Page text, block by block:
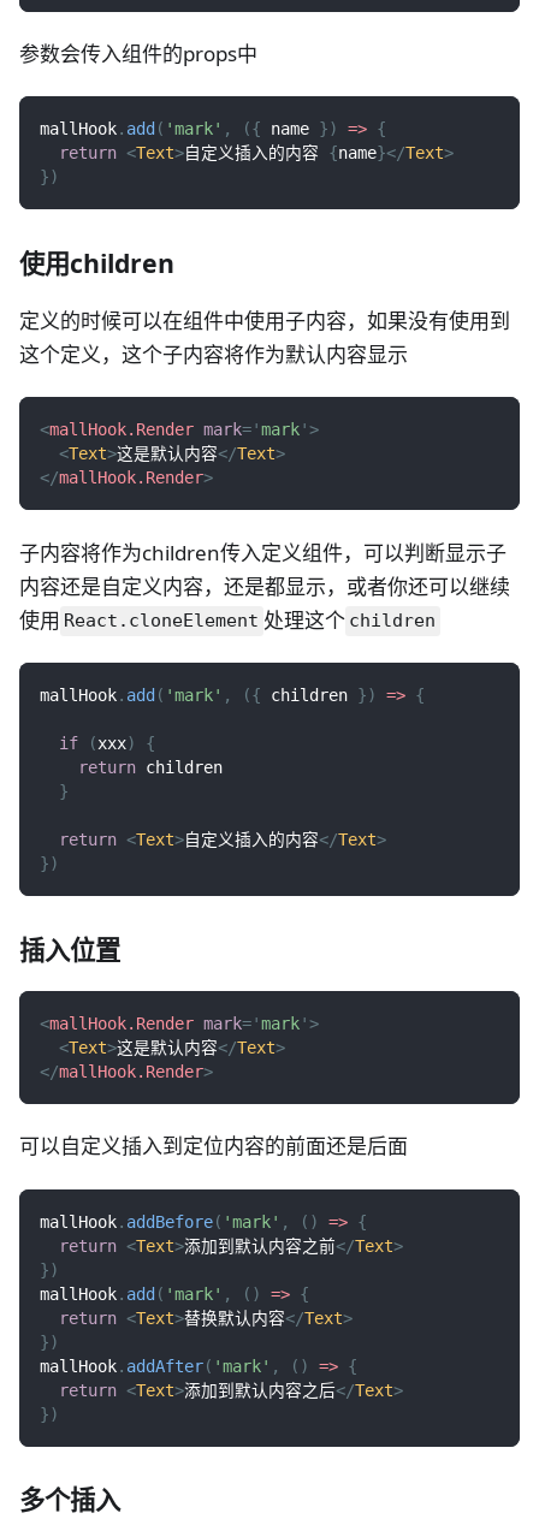
参数会传入组件的props中
mallHook. add ( 'mark' , ({ name }) => {
return <Text>自定义插入的内容 {name}</Text>
})
使用children
定义的时候可以在组件中使用子内容，如果没有使用到
这个定义，这个子内容将作为默认内容显示
<mallHook.Render mark='mark'>
<Text>这是默认内容</Text>
</mallHook.Render>
子内容将作为children传入定义组件，可以判断显示子
内容还是自定义内容，还是都显示，或者你还可以继续
使用 React.cloneElement 处理这个 children
mallHook. add ( 'mark' , ({ children }) => {
if (xxx)
{
return children
}
return <Text>自定义插入的内容</Text>
})
插入位置
<mallHook.Render mark='mark'>
<Text>这是默认内容</Text>
</mallHook.Render>
可以自定义插入到定位内容的前面还是后面
mallHook. addBefore( 'mark' , ( ) => {
return <Text>添加到默认内容之前</Text>
})
mallHook. add( 'mark' , ( ) => {
return <Text>替换默认内容</Text>
})
mallHook. addAfter( 'mark' , ( ) => {
return <Text>添加到默认内容之后</Text>
})
多个插入